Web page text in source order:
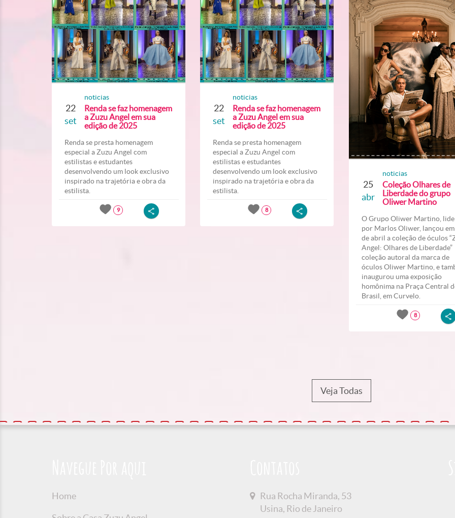
22
set
noticias
Renda se faz homenagem
a Zuzu Angel em sua
edição de 2025
Renda se presta homenagem
especial a Zuzu Angel com
estilistas e estudantes
desenvolvendo um look exclusivo
inspirado na trajetória e obra da
estilista.
9
22
set
noticias
Renda se faz homenagem
a Zuzu Angel em sua
edição de 2025
Renda se presta homenagem
especial a Zuzu Angel com
estilistas e estudantes
desenvolvendo um look exclusivo
inspirado na trajetória e obra da
estilista.
8
25
abr
noticias
Coleção Olhares de
Liberdade do grupo
Oliwer Martino
O Grupo Oliwer Martino,
por Marlos Oliwer, lançou
de abril a coleção de óculos
Angel: Olhares de Liberdade”
coleção autoral da marca de
óculos Oliwer Martino, e
inaugurou uma exposição
homônima na Praça Central
Brasil, em Curvelo.
8
Veja Todas
Home
Rua Rocha Miranda, 53
Usina, Rio de Janeiro